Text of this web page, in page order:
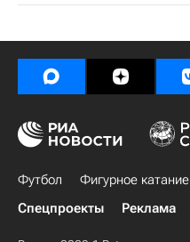
Футбол Фигурное катание
Спецпроекты
Реклама